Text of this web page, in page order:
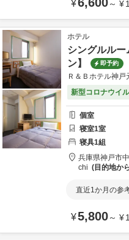
¥ ～ ¥
ホテル
シングルル
ン】
即予約
Ｒ＆Ｂホテル神戸
新型コロナウイ
個室
寝室1室
寝具1組
兵庫県神戸市
chi
目的地か
直近1か月の参
¥5,800～ ¥